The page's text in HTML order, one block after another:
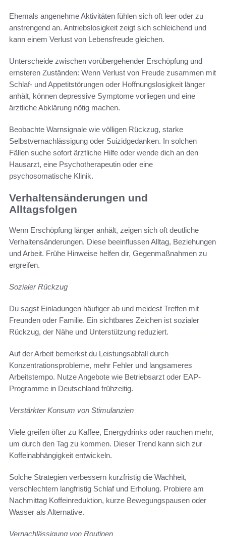
Ehemals angenehme Aktivitäten fühlen sich oft leer oder zu
anstrengend an. Antriebslosigkeit zeigt sich schleichend und
kann einem Verlust von Lebensfreude gleichen.
Unterscheide zwischen vorübergehender Erschöpfung und
ernsteren Zuständen: Wenn Verlust von Freude zusammen mit
Schlaf- und Appetitstörungen oder Hoffnungslosigkeit länger
anhält, können depressive Symptome vorliegen und eine
ärztliche Abklärung nötig machen.
Beobachte Warnsignale wie völligen Rückzug, starke
Selbstvernachlässigung oder Suizidgedanken. In solchen
Fällen suche sofort ärztliche Hilfe oder wende dich an den
Hausarzt, eine Psychotherapeutin oder eine
psychosomatische Klinik.
Verhaltensänderungen und
Alltagsfolgen
Wenn Erschöpfung länger anhält, zeigen sich oft deutliche
Verhaltensänderungen. Diese beeinflussen Alltag, Beziehungen
und Arbeit. Frühe Hinweise helfen dir, Gegenmaßnahmen zu
ergreifen.
Sozialer Rückzug
Du sagst Einladungen häufiger ab und meidest Treffen mit
Freunden oder Familie. Ein sichtbares Zeichen ist sozialer
Rückzug, der Nähe und Unterstützung reduziert.
Auf der Arbeit bemerkst du Leistungsabfall durch
Konzentrationsprobleme, mehr Fehler und langsameres
Arbeitstempo. Nutze Angebote wie Betriebsarzt oder EAP-
Programme in Deutschland frühzeitig.
Verstärkter Konsum von Stimulanzien
Viele greifen öfter zu Kaffee, Energydrinks oder rauchen mehr,
um durch den Tag zu kommen. Dieser Trend kann sich zur
Koffeinabhängigkeit entwickeln.
Solche Strategien verbessern kurzfristig die Wachheit,
verschlechtern langfristig Schlaf und Erholung. Probiere am
Nachmittag Koffeinreduktion, kurze Bewegungspausen oder
Wasser als Alternative.
Vernachlässigung von Routinen